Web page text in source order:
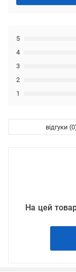
1
2
3
4
5
відгуки
На цей